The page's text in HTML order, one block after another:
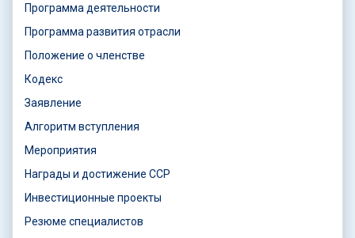
Программа деятельности
Программа развития отрасли
Положение о членстве
Кодекс
Заявление
Алгоритм вступления
Мероприятия
Награды и достижение ССР
Инвестиционные проекты
Резюме специалистов